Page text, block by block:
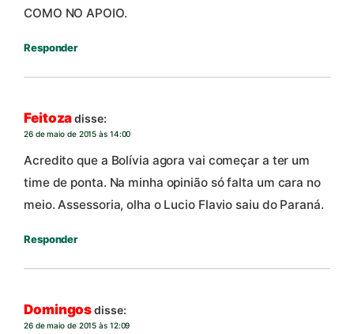
COMO NO APOIO.
Responder
Feitozadisse:
26 de maio de 2015 às 14:00
Acredito que a Bolívia agora vai começar a ter um
time de ponta. Na minha opinião só falta um cara no
meio. Assessoria, olha o Lucio Flavio saiu do Paraná.
Responder
Domingosdisse:
26 de maio de 2015 às 12:09